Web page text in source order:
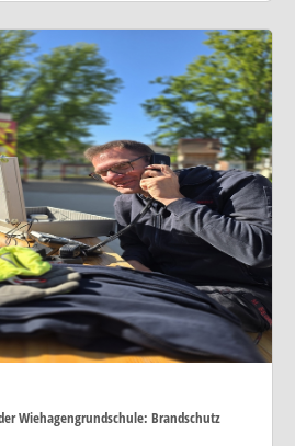
Wiehagengrundschule: Brandschutz